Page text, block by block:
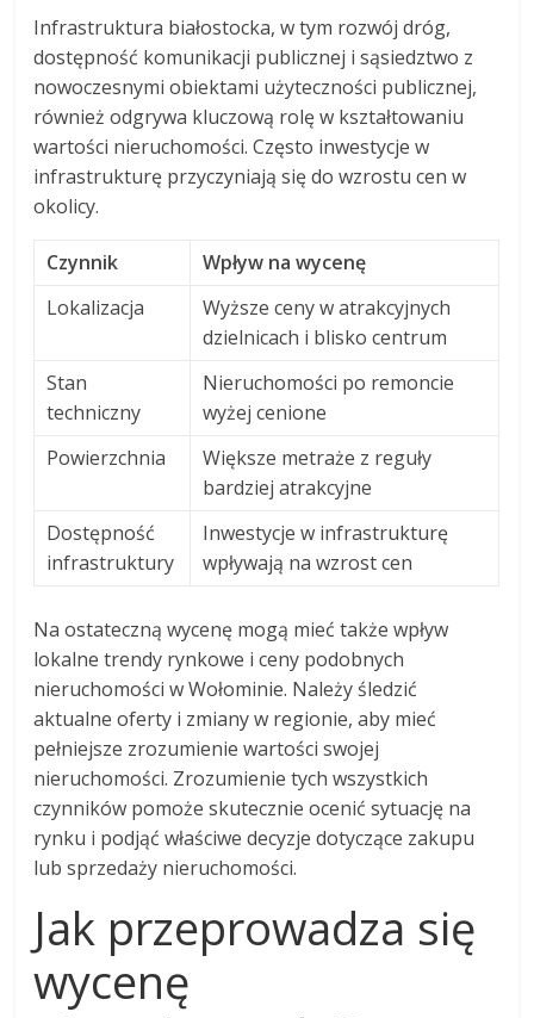
Infrastruktura białostocka, w tym rozwój dróg,
dostępność komunikacji publicznej i sąsiedztwo z
nowoczesnymi obiektami użyteczności publicznej,
również odgrywa kluczową rolę w kształtowaniu
wartości nieruchomości. Często inwestycje w
infrastrukturę przyczyniają się do wzrostu cen w
okolicy.
Czynnik
Wpływ na wycenę
Lokalizacja
Wyższe ceny w atrakcyjnych
dzielnicach i blisko centrum
Stan
techniczny
Nieruchomości po remoncie
wyżej cenione
Powierzchnia
Większe metraże z reguły
bardziej atrakcyjne
Dostępność
infrastruktury
Inwestycje w infrastrukturę
wpływają na wzrost cen
Na ostateczną wycenę mogą mieć także wpływ
lokalne trendy rynkowe i ceny podobnych
nieruchomości w Wołominie. Należy śledzić
aktualne oferty i zmiany w regionie, aby mieć
pełniejsze zrozumienie wartości swojej
nieruchomości. Zrozumienie tych wszystkich
czynników pomoże skutecznie ocenić sytuację na
rynku i podjąć właściwe decyzje dotyczące zakupu
lub sprzedaży nieruchomości.
Jak przeprowadza się
wycenę